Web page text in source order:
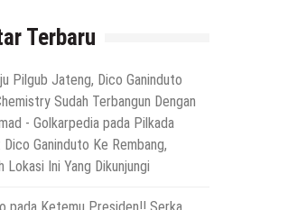
Terbaru
Pilgub Jateng, Dico Ganinduto
Sudah Terbangun Dengan
- Golkarpedia pada Pilkada
Ganinduto Ke Rembang,
Lokasi Ini Yang Dikunjungi